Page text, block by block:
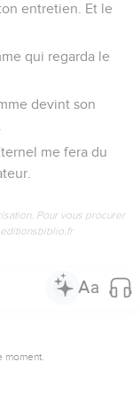
entretien. Et le
qui regarda le
devint son
me fera du
Pour vous procurer